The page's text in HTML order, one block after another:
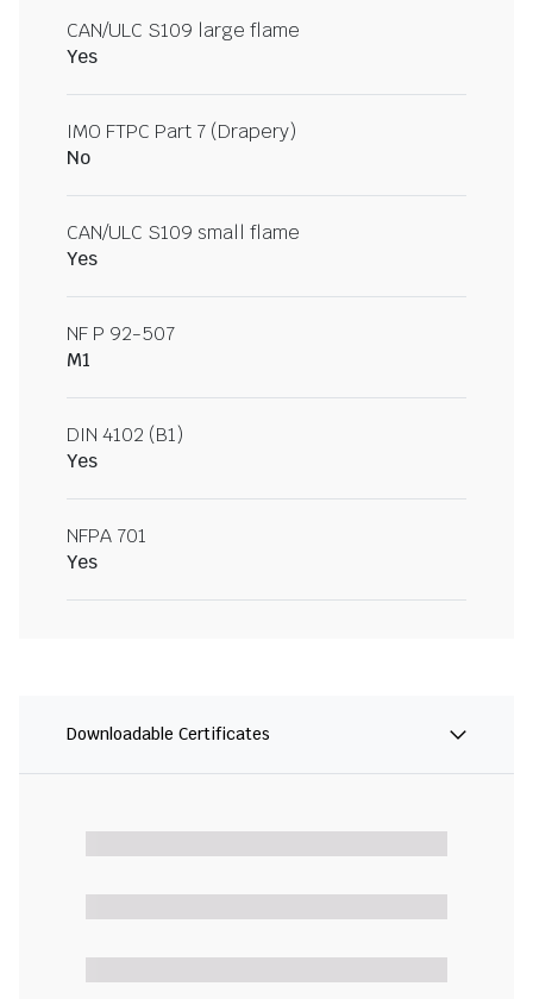
CAN/ULC S109 large flame
Yes
IMO FTPC Part 7 (Drapery)
No
CAN/ULC S109 small flame
Yes
NF P 92-507
M1
DIN 4102 (B1)
Yes
NFPA 701
Yes
Downloadable Certificates